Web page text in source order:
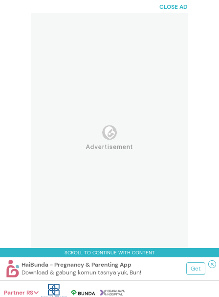
CLOSE AD
SCROLL TO CONTINUE WITH CONTENT
HaiBunda - Pregnancy & Parenting App
Download & gabung komunitasnya yuk, Bun!
Get
Partner RS